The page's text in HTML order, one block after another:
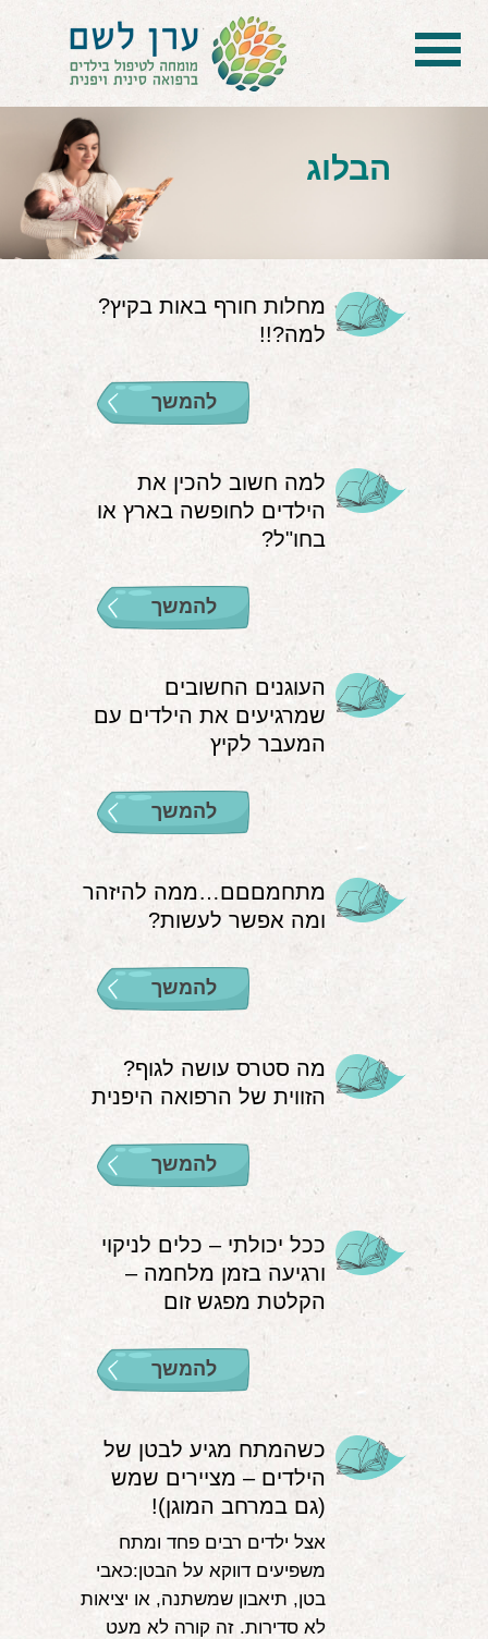
בית
הטיפול
הכל על דיקור סיני ודיקור יפני לילדים
הילד לא מפסיק להיות חולה
קשיים רגשיים, אתגרי התנהגות
בעיות/מחלות נוספות
שאלות ותשובות
052-6868768
הבלוג
מחלות חורף באות בקיץ?
למה?!!
להמשך
למה חשוב להכין את
הילדים לחופשה בארץ או
בחו"ל?
להמשך
העוגנים החשובים
שמרגיעים את הילדים עם
המעבר לקיץ
להמשך
מתחמםםם…ממה להיזהר
ומה אפשר לעשות?
להמשך
מה סטרס עושה לגוף?
הזווית של הרפואה היפנית
להמשך
ככל יכולתי – כלים לניקוי
ורגיעה בזמן מלחמה –
הקלטת מפגש זום
להמשך
כשהמתח מגיע לבטן של
הילדים – מציירים שמש
(גם במרחב המוגן)!
אצל ילדים רבים פחד ומתח
משפיעים דווקא על הבטן:כאבי
בטן, תיאבון שמשתנה, או יציאות
לא סדירות. זה קורה לא מעט